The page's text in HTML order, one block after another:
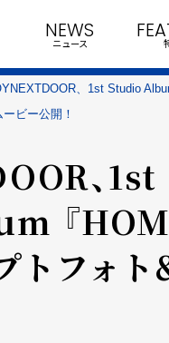
NEWS
ニュース
、1st Studio
ビー公開！
、1st
『
トフォト